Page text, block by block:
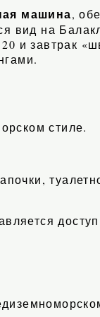
машина,
вид на
и завтрак
стиле.